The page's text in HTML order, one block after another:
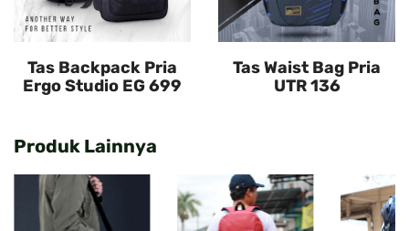
Tas Backpack Pria
Ergo Studio EG 699
Tas Waist Bag Pria
UTR 136
Produk Lainnya